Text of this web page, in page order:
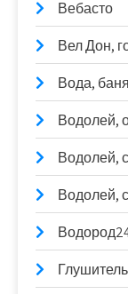
Вебасто
Вел Дон,
Вода, баня
Водолей,
Водолей,
Водолей,